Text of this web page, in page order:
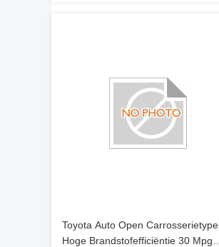
Toyota Auto Open Carrosserietype
Hoge Brandstofefficiëntie 30 Mpg